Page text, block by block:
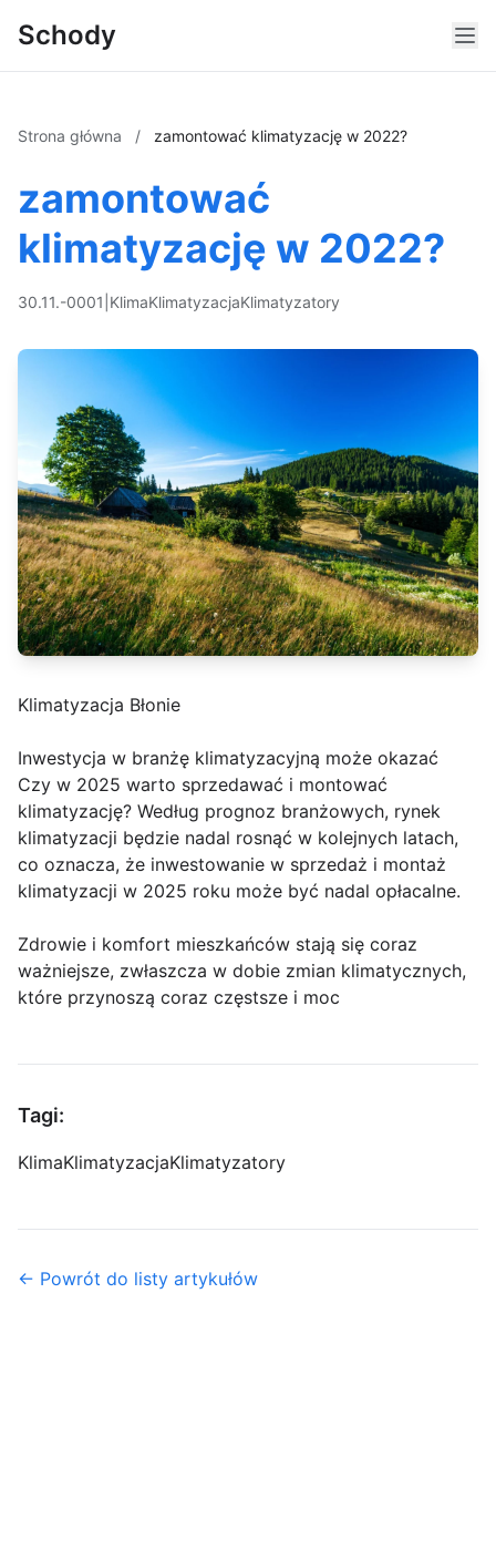
Schody
Strona główna / zamontować klimatyzację w 2022?
zamontować
klimatyzację w 2022?
30.11.-0001 KlimaKlimatyzacjaKlimatyzatory
Klimatyzacja Błonie
Inwestycja w branżę klimatyzacyjną może okazać
Czy w 2025 warto sprzedawać i montować
klimatyzację? Według prognoz branżowych, rynek
klimatyzacji będzie nadal rosnąć w kolejnych latach,
co oznacza, że inwestowanie w sprzedaż i montaż
klimatyzacji w 2025 roku może być nadal opłacalne.
Zdrowie i komfort mieszkańców stają się coraz
ważniejsze, zwłaszcza w dobie zmian klimatycznych,
które przynoszą coraz częstsze i moc
Tagi:
KlimaKlimatyzacjaKlimatyzatory
← Powrót do listy artykułów